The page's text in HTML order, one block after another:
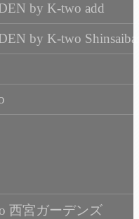
by K-two add
by K-two
西宮ガーデンズ